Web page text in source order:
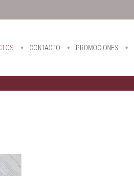
CONTACTO PROMOCIONES